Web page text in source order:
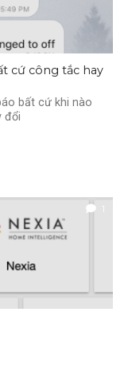
cứ công tắc hay
bất cứ khi nào
đổi
1